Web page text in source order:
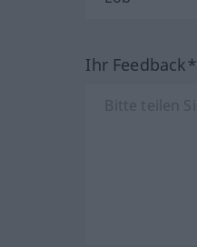
Ihr Feedback*